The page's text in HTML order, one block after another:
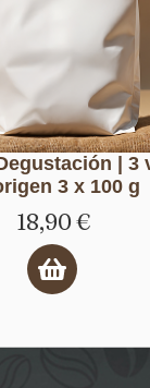
| 3
3 x 100 g
18,90€